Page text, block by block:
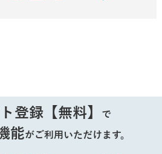
登録【無料】 で
能がご利用いただけます。